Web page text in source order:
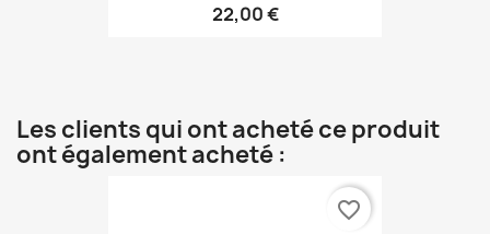
22,00 €
Les clients qui ont acheté ce produit
ont également acheté :
favorite_border